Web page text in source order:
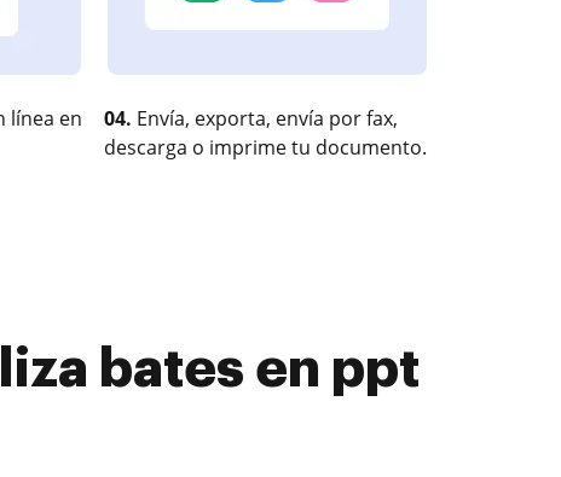
línea en
04. Envía, exporta, envía por fax,
descarga o imprime tu documento.
bates en ppt